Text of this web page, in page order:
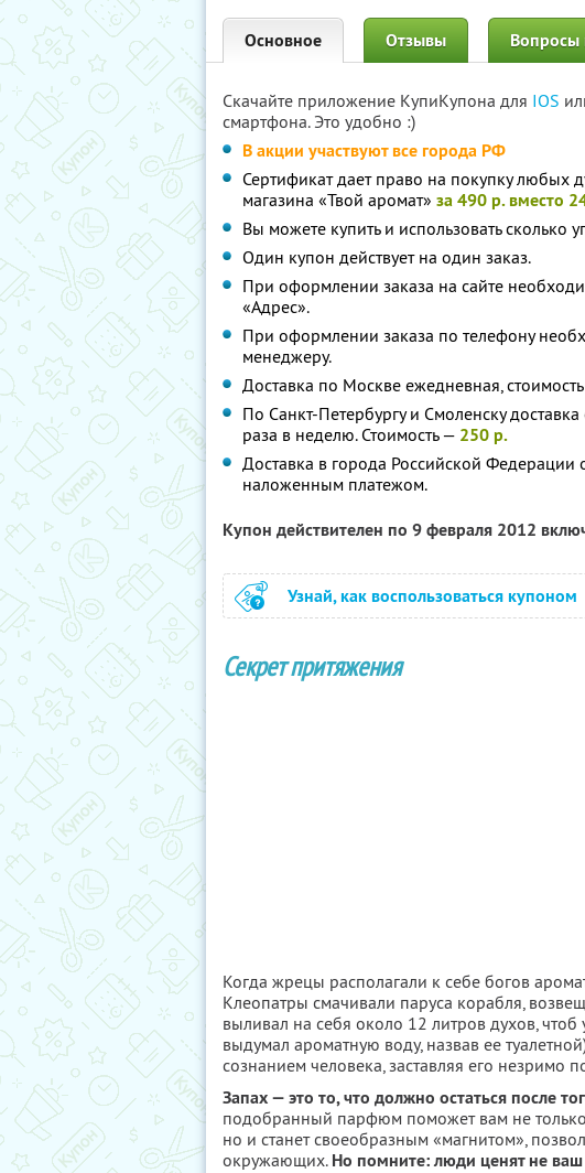
Основное Отзывы Вопросы
Скачайте приложение КупиКупона для IOS
смартфона. Это удобно :)
В акции участвуют все города РФ
Сертификат дает право на покупку любых
магазина «Твой аромат» за 490 р. вместо
Вы можете купить и использовать сколько
Один купон действует на один заказ.
При оформлении заказа на сайте
«Адрес».
При оформлении заказа по телефону
менеджеру.
Доставка по Москве ежедневная,
По Санкт-Петербургу и Смоленску
раза в неделю. Стоимость — 250 р.
Доставка в города Российской Федерации
наложенным платежом.
Купон действителен по 9 февраля 2012
Узнай, как воспользоваться купоном
Секрет притяжения
Когда жрецы располагали к себе богов
Клеопатры смачивали паруса корабля,
выливал на себя около 12 литров духов,
выдумал ароматную воду, назвав ее
сознанием человека, заставляя его незримо
Запах — это то, что должно остаться после
подобранный парфюм поможет вам не
но и станет своеобразным «магнитом»,
окружающих. Но помните: люди ценят не